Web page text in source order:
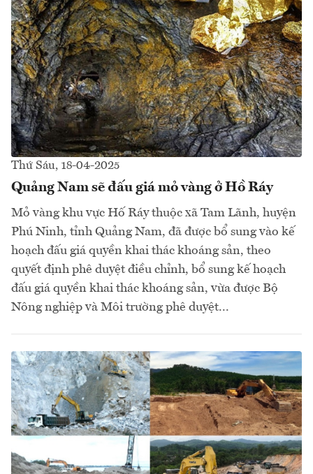
Thứ Sáu, 18-04-2025
Quảng Nam sẽ đấu giá mỏ vàng ở Hồ Ráy
Mỏ vàng khu vực Hố Ráy thuộc xã Tam Lãnh, huyện
Phú Ninh, tỉnh Quảng Nam, đã được bổ sung vào kế
hoạch đấu giá quyền khai thác khoáng sản, theo
quyết định phê duyệt điều chỉnh, bổ sung kế hoạch
đấu giá quyền khai thác khoáng sản, vừa được Bộ
Nông nghiệp và Môi trường phê duyệt...